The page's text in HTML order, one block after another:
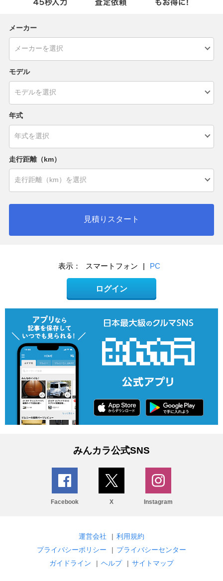
メーカー
モデル
年式
走行距離（km）
見積りスタート
表示： スマートフォン | PC
ログイン
みんカラ公式SNS
Facebook X Instagram
運営会社 | 利用規約
プライバシーポリシー
| プライバシーセンター
ガイドライン
| ヘルプ | サイトマップ